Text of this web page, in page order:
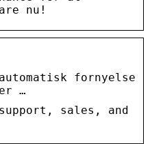
nu!
fornyelse
…
sales, and